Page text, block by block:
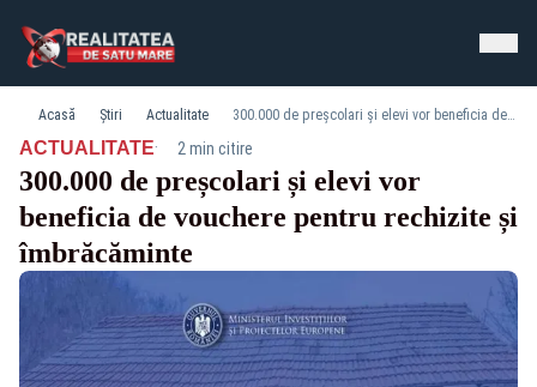
Acasă Știri Actualitate 300.000 de preșcolari și elevi vor beneficia de vouchere pentru rechizite și îmbrăcăminte
ACTUALITATE· 2 min citire
300.000 de preșcolari și elevi vor
beneficia de vouchere pentru rechizite și
îmbrăcăminte